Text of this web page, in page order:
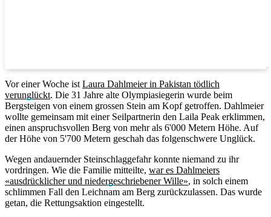
Vor einer Woche ist Laura Dahlmeier in Pakistan tödlich
verunglückt. Die 31 Jahre alte Olympiasiegerin wurde beim
Bergsteigen von einem grossen Stein am Kopf getroffen. Dahlmeier
wollte gemeinsam mit einer Seilpartnerin den Laila Peak erklimmen,
einen anspruchsvollen Berg von mehr als 6'000 Metern Höhe. Auf
der Höhe von 5'700 Metern geschah das folgenschwere Unglück.
Wegen andauernder Steinschlaggefahr konnte niemand zu ihr
vordringen. Wie die Familie mitteilte, war es Dahlmeiers
«ausdrücklicher und niedergeschriebener Wille», in solch einem
schlimmen Fall den Leichnam am Berg zurückzulassen. Das wurde
getan, die Rettungsaktion eingestellt.